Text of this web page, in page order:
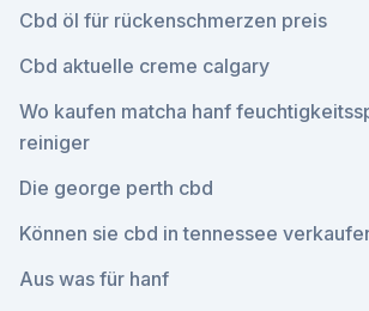
Cbd öl für rückenschmerzen preis
Cbd aktuelle creme calgary
Wo kaufen matcha hanf
reiniger
Die george perth cbd
Können sie cbd in tennessee
Aus was für hanf